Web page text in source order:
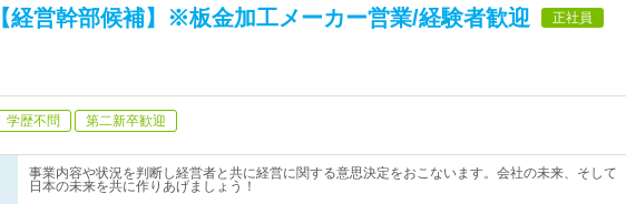
【経営幹部候補】※板金加工メーカー営業/経験者歓迎 正社員
学歴不問 第二新卒歓迎
事業内容や状況を判断し経営者と共に経営に関する意思決定をおこないます。会社の未来、そして
日本の未来を共に作りあげましょう！